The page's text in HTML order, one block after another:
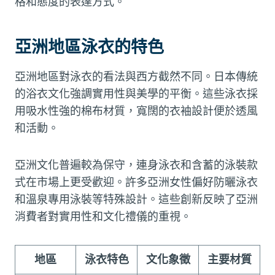
亞洲地區泳衣的特色
亞洲地區對泳衣的看法與西方截然不同。日本傳統
的浴衣文化強調實用性與美學的平衡。這些泳衣採
用吸水性強的棉布材質，寬闊的衣袖設計便於透風
和活動。
亞洲文化普遍較為保守，連身泳衣和含蓄的泳裝款
式在市場上更受歡迎。許多亞洲女性偏好防曬泳衣
和溫泉專用泳裝等特殊設計。這些創新反映了亞洲
消費者對實用性和文化禮儀的重視。
地區 泳衣特色 文化象徵 主要材質